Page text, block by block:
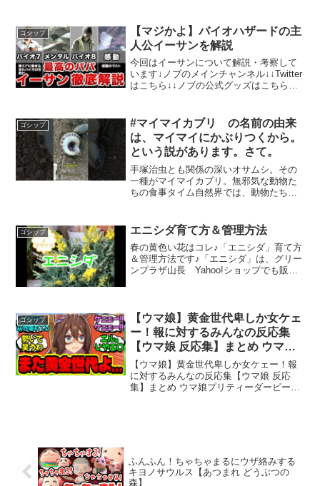
ゴシップ
【マジかよ】バイオハザードの主
人公イーサンを解説
今回はイーサンについて解説・考察して
います↓ノブのメインチャンネル↓↓Twitter
はこちら↓↓ノブの公式グッズはこちらか
RIGHTS RE...
ゴシップ
#マイマイカブリ の名前の由来
は、マイマイにかぶりつくから。
という説があります。さて。
手塚治虫とも関係の深いオサムシ。その
一種がマイマイカブリ。無邪気な動物た
ちの食事タイム自然界では、動物たちが
特に、野生動物の食事は興味深く、彼ら
の日常生活を垣間見ること...
ゴシップ エニシダ育て方＆管理方法
春の黄色い花はコレ♪「エニシダ」育て方
＆管理方法です♪「エニシダ」は、グリー
ンプラザ山長 Yahoo!ショップでも販売
音...
ゴシップ
【ウマ娘】黄金世代卑しか女ケェ
ー！報に対するみんなの反応集
【ウマ娘 反応集】まとめ ウマ娘
プリティーダービー
【ウマ娘】黄金世代卑しか女ケェー！報
に対するみんなの反応集【ウマ娘 反応
集】まとめ ウマ娘プリティーダービー毎
ふんふん！ちゃちゃまるにウザ絡みする
キヨノサウルス【あつまれ どうぶつの
森】